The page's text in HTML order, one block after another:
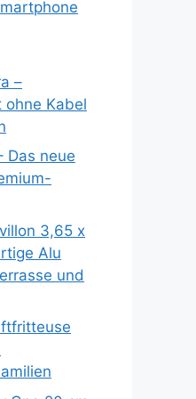
–
ohne Kabel
Das neue
3,65 x
Alu
und